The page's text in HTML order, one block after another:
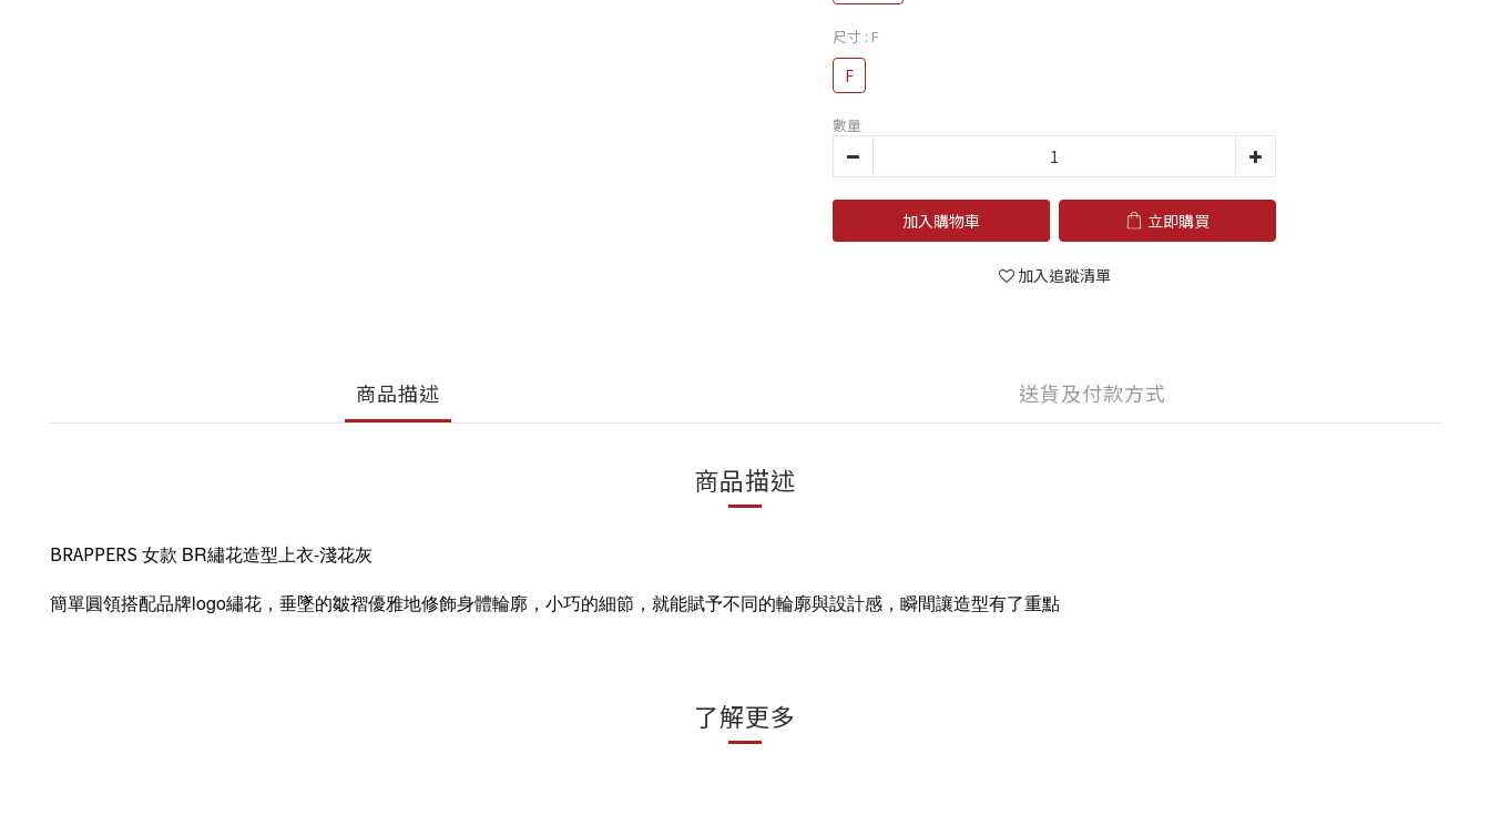
尺寸 : F
F
數量
加入購物車 立即購買
加入追蹤清單
商品描述 送貨及付款方式
商品描述
BRAPPERS女款 BR繡花造型上衣-淺花灰
簡單圓領搭配品牌logo繡花，垂墜的皺褶優雅地修飾身體輪廓，小巧的細節，就能賦予不同的輪廓與設計感，瞬間讓造型有了重點
了解更多